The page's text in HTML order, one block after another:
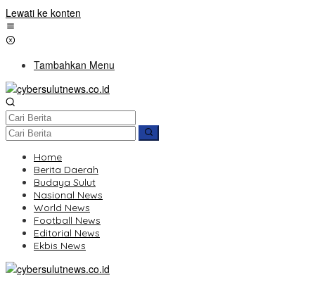
Lewati ke konten
Tambahkan Menu
Home
Berita Daerah
Budaya Sulut
Nasional News
World News
Football News
Editorial News
Ekbis News